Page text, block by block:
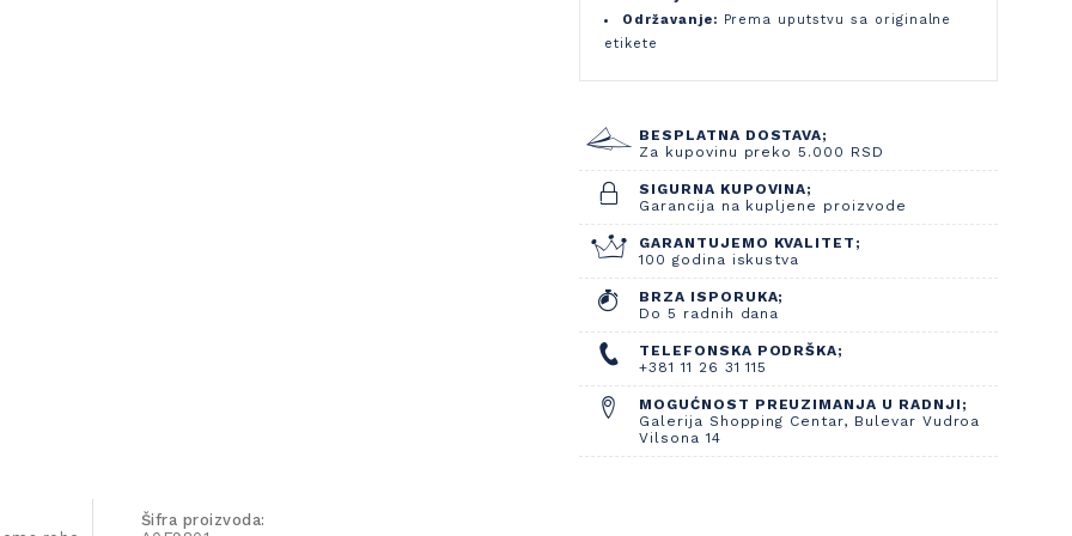
Održavanje: Prema uputstvu sa originalne
etikete
BESPLATNA DOSTAVA;
Za kupovinu preko 5.000 RSD
SIGURNA KUPOVINA;
Garancija na kupljene proizvode
GARANTUJEMO KVALITET;
100 godina iskustva
BRZA ISPORUKA;
Do 5 radnih dana
TELEFONSKA PODRŠKA;
+381 11 26 31 115
MOGUĆNOST PREUZIMANJA U RADNJI;
Galerija Shopping Centar, Bulevar Vudroa
Vilsona 14
Šifra proizvoda: